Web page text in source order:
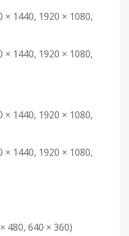
× 1440, 1920 × 1080,
× 1440, 1920 × 1080,
× 1440, 1920 × 1080,
× 1440, 1920 × 1080,
480, 640 × 360)